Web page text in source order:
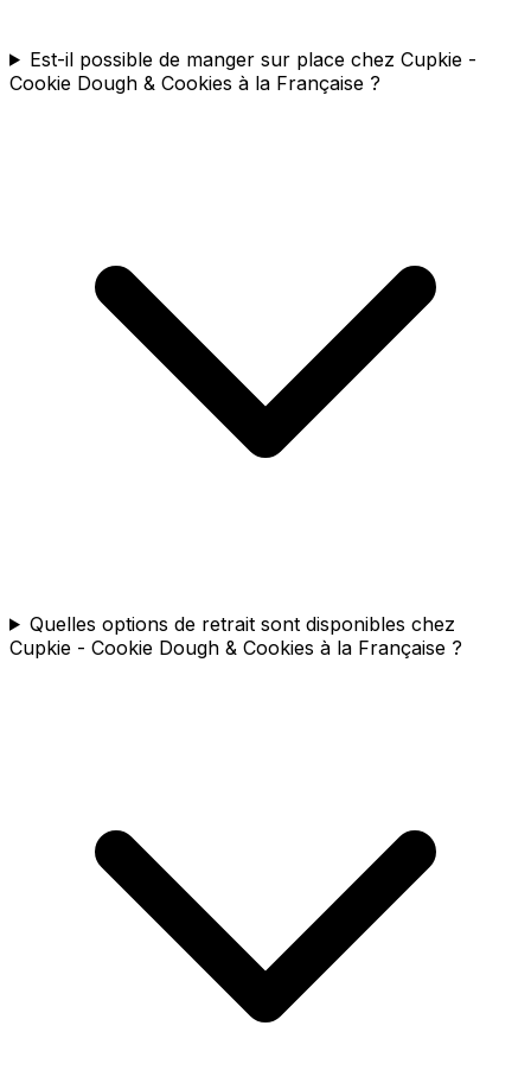
Est-il possible de manger sur place chez Cupkie -
Cookie Dough & Cookies à la Française ?
Quelles options de retrait sont disponibles chez
Cupkie - Cookie Dough & Cookies à la Française ?